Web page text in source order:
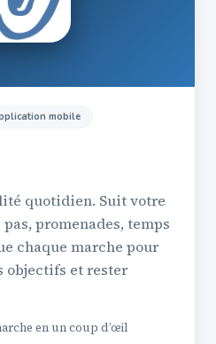
mobile
quotidien. Suit votre
promenades, temps
chaque marche pour
objectifs et rester
en un coup d’œil